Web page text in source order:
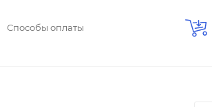
Способы оплаты